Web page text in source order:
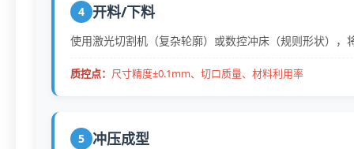
4 开料/下料
使用激光切割机（复杂轮廓）或数控冲床（规则形状），
质控点： 尺寸精度±0.1mm、切口质量、材料利用率
5 冲压成型